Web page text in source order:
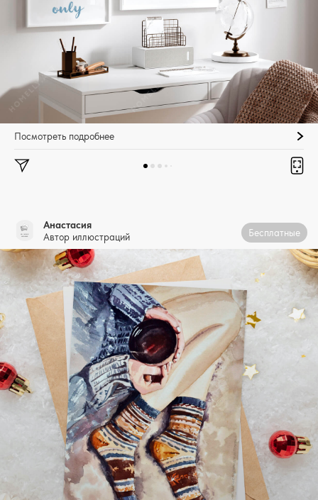
Посмотреть подробнее
Анастасия
Автор иллюстраций
Бесплатные